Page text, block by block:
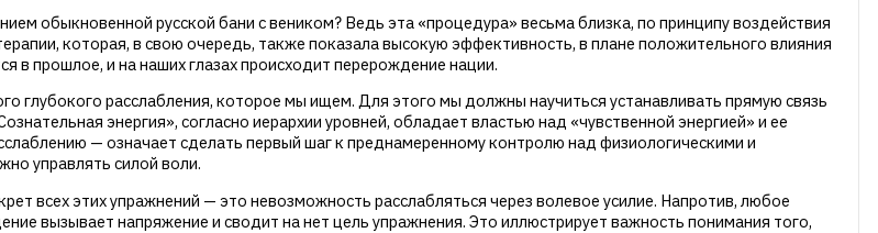
обыкновенной русской бани с веником? Ведь эта «процедура» весьма близка, по принципу воздействия
которая, в свою очередь, также показала высокую эффективность, в плане положительного влияния
в прошлое, и на наших глазах происходит перерождение нации.
глубокого расслабления, которое мы ищем. Для этого мы должны научиться устанавливать прямую связь
энергия», согласно иерархии уровней, обладает властью над «чувственной энергией» и ее
— означает сделать первый шаг к преднамеренному контролю над физиологическими и
управлять силой воли.
всех этих упражнений — это невозможность расслабляться через волевое усилие. Напротив, любое
вызывает напряжение и сводит на нет цель упражнения. Это иллюстрирует важность понимания того,